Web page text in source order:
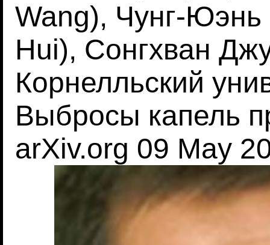
Wang), Чунг-Юэнь
Hui), Сонгхван
Корнелльский
Выбросы капель
arXiv.org 09 May